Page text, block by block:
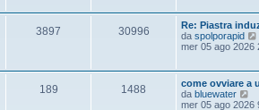
o
m
e
s
a
g
g
i
l
t
i
o
m
e
s
3897 30996
Re: Piastra
da spolporapid
l
mer 05 ago 2026
189 1488
come ovviare a
da bluewater
e
mer 05 ago 2026